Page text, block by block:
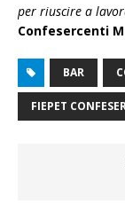
per riuscire a
Confesercenti
BAR
FIEPET